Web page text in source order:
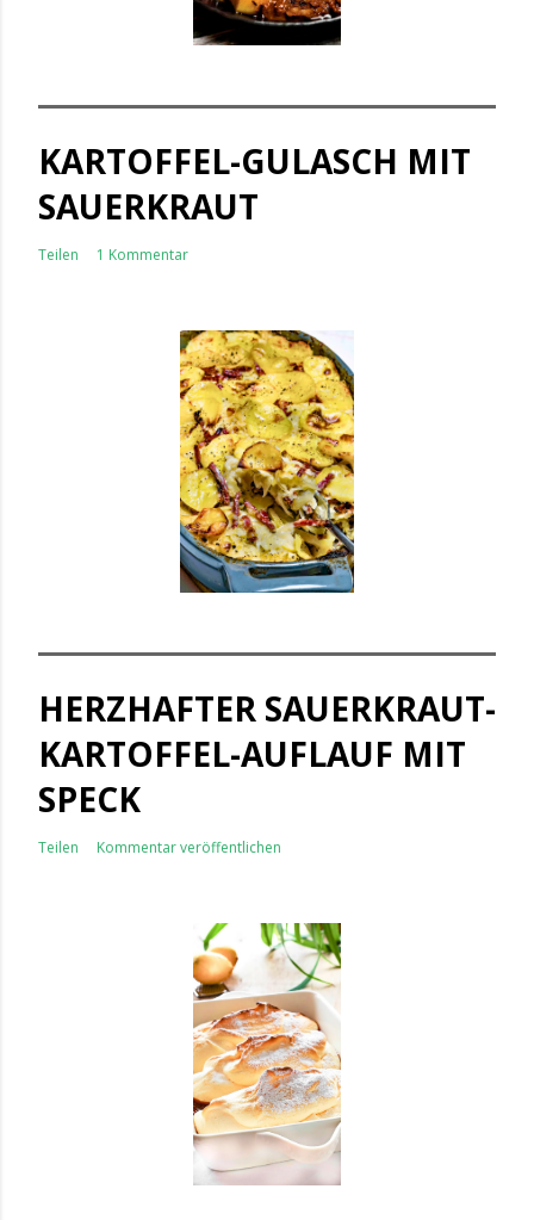
KARTOFFEL-GULASCH MIT
SAUERKRAUT
Teilen 1 Kommentar
HERZHAFTER SAUERKRAUT-
KARTOFFEL-AUFLAUF MIT
SPECK
Teilen Kommentar veröffentlichen